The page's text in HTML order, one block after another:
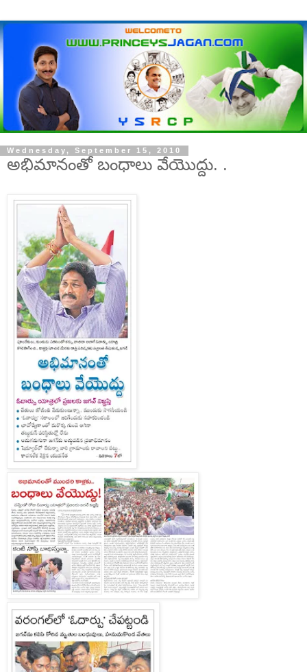
Wednesday, September 15, 2010
అభిమానంతో బంధాలు వేయొద్దు. .